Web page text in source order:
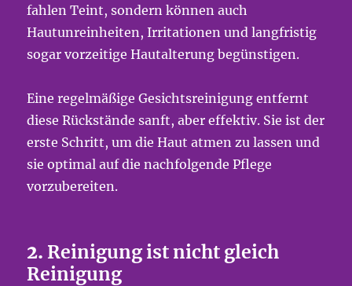
fahlen Teint, sondern können auch
Hautunreinheiten, Irritationen und langfristig
sogar vorzeitige Hautalterung begünstigen.
Eine regelmäßige Gesichtsreinigung entfernt
diese Rückstände sanft, aber effektiv. Sie ist der
erste Schritt, um die Haut atmen zu lassen und
sie optimal auf die nachfolgende Pflege
vorzubereiten.
2.Reinigung ist nicht gleich
Reinigung